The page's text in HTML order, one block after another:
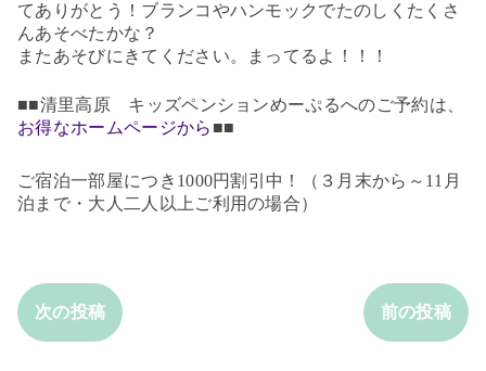
てありがとう！ブランコやハンモックでたのしくたくさ
んあそべたかな？
またあそびにきてください。まってるよ！！！
■■清里高原 キッズペンションめーぷるへのご予約は、
お得なホームページから ■■
ご宿泊一部屋につき1000円割引中！（３月末から～11月
泊まで・大人二人以上ご利用の場合）
次の投稿 前の投稿